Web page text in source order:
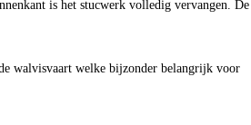
is het stucwerk volledig vervangen. De
walvisvaart welke bijzonder belangrijk voor